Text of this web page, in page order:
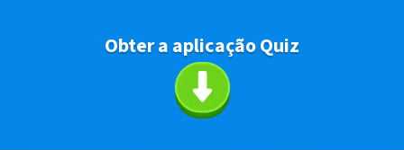
Obter a aplicação Quiz